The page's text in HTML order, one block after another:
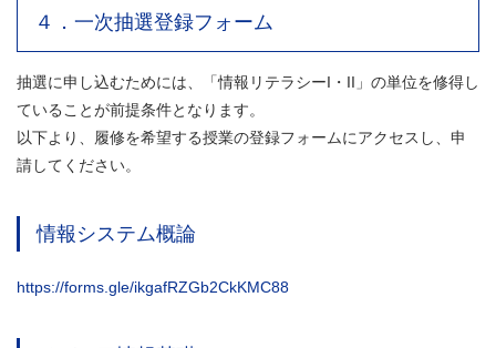
４．一次抽選登録フォーム
抽選に申し込むためには、「情報リテラシーI・II」の単位を修得し
ていることが前提条件となります。
以下より、履修を希望する授業の登録フォームにアクセスし、申
請してください。
情報システム概論
https://forms.gle/ikgafRZGb2CkKMC88